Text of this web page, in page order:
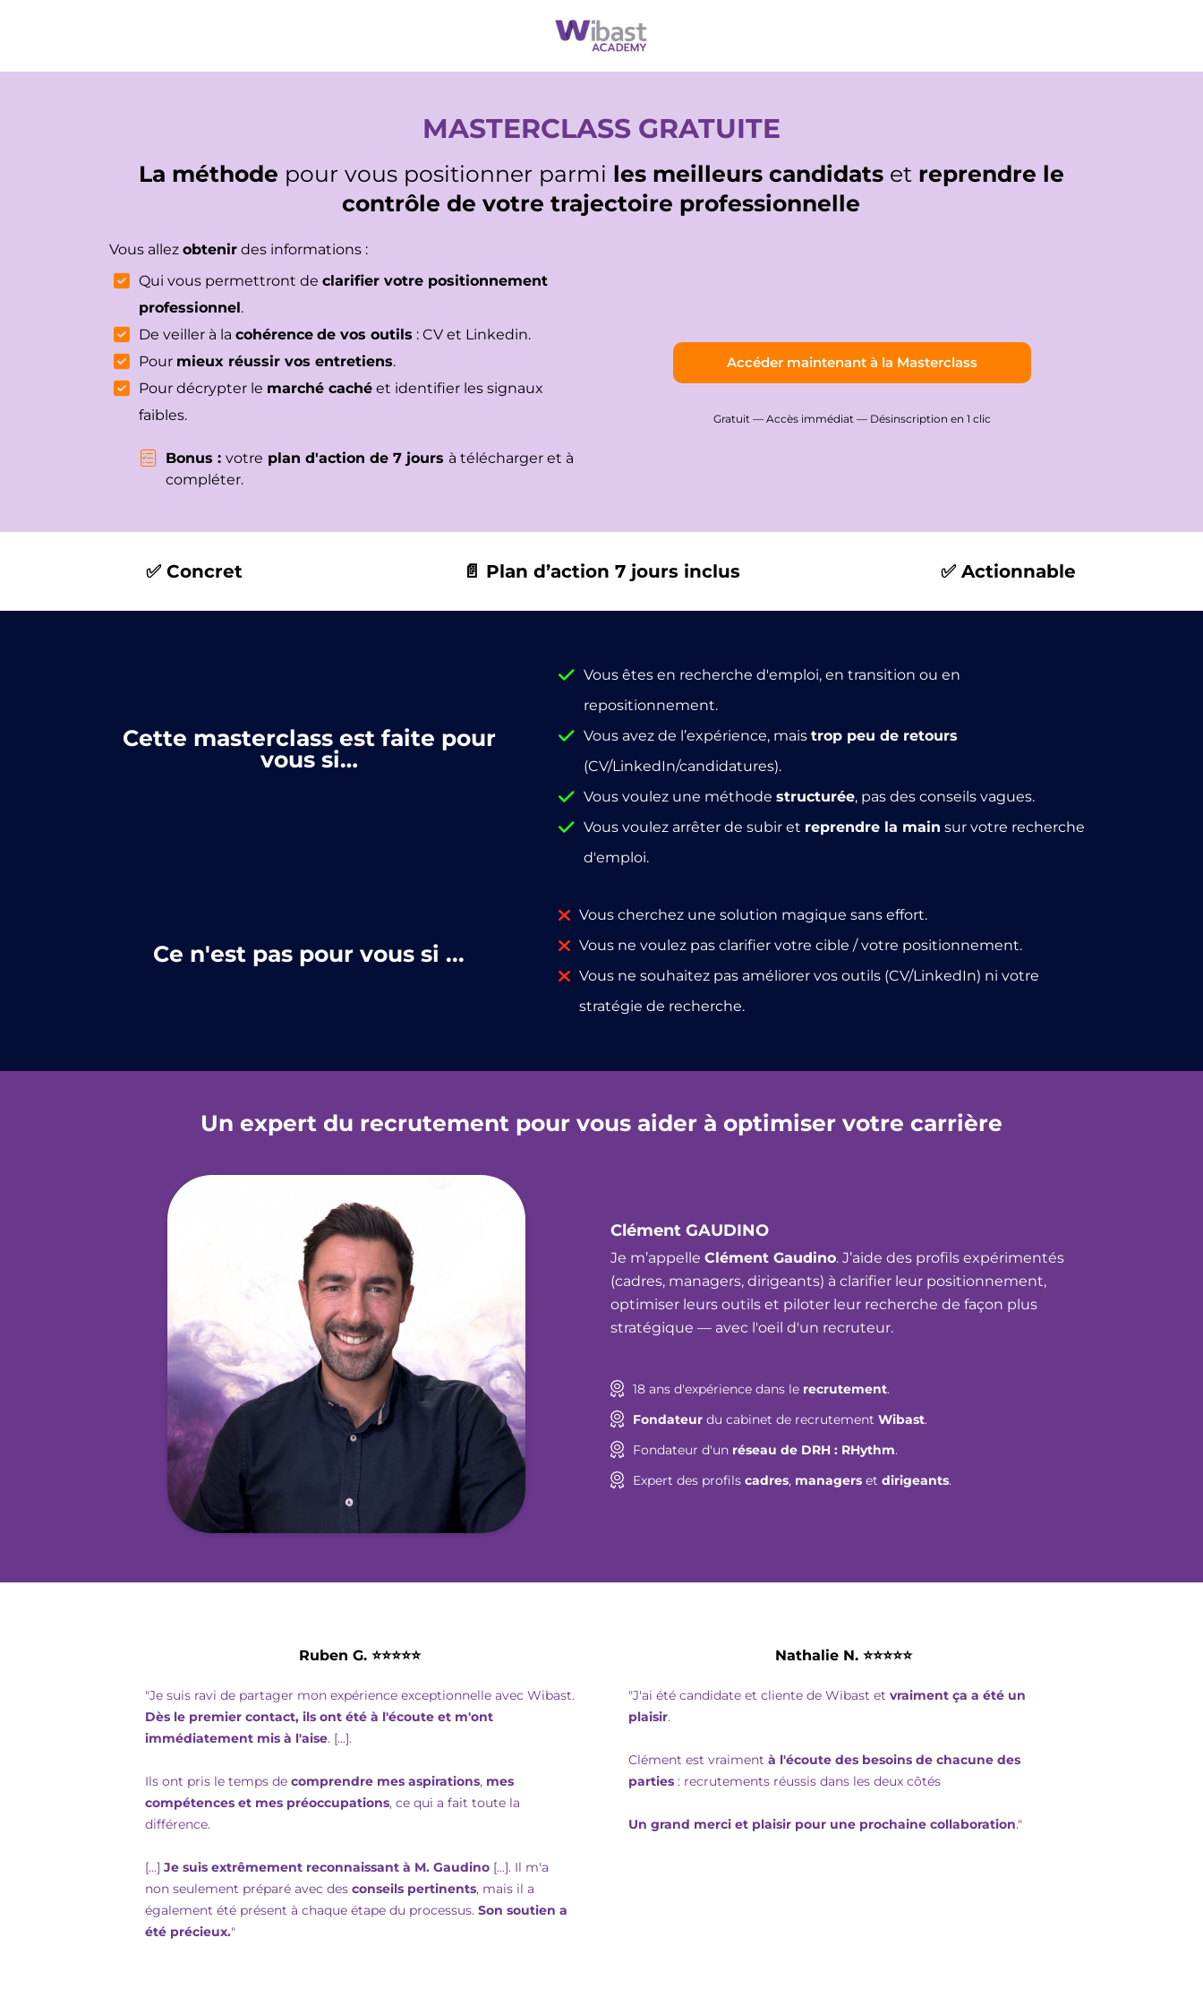
MASTERCLASS GRATUITE
La méthode pour vous positionner parmi les meilleurs candidats et reprendre le
contrôle de votre trajectoire professionnelle
Vous allez obtenir des informations :
Qui vous permettront de clarifier votre positionnement
professionnel.
De veiller à la cohérence de vos outils : CV et Linkedin.
Pour mieux réussir vos entretiens.
Pour décrypter le marché caché et identifier les signaux
faibles.
Bonus : votre plan d'action de 7 jours à télécharger et à
compléter.
Accéder maintenant à la Masterclass
Gratuit — Accès immédiat — Désinscription en 1 clic
✅ Concret 📄 Plan d’action 7 jours inclus ✅ Actionnable
Cette masterclass est faite pour
vous si…
Vous êtes en recherche d'emploi, en transition ou en
repositionnement.
Vous avez de l’expérience, mais trop peu de retours
(CV/LinkedIn/candidatures).
Vous voulez une méthode structurée, pas des conseils vagues.
Vous voulez arrêter de subir et reprendre la main sur votre recherche
d'emploi.
Ce n'est pas pour vous si ...
Vous cherchez une solution magique sans effort.
Vous ne voulez pas clarifier votre cible / votre positionnement.
Vous ne souhaitez pas améliorer vos outils (CV/LinkedIn) ni votre
stratégie de recherche.
Un expert du recrutement pour vous aider à optimiser votre carrière
Clément GAUDINO
Je m’appelle Clément Gaudino. J’aide des profils expérimentés
(cadres, managers, dirigeants) à clarifier leur positionnement,
optimiser leurs outils et piloter leur recherche de façon plus
stratégique — avec l'oeil d'un recruteur.
18 ans d'expérience dans le recrutement.
Fondateur du cabinet de recrutement Wibast.
Fondateur d'un réseau de DRH : RHythm.
Expert des profils cadres, managers et dirigeants.
Ruben G. ⭐⭐⭐⭐⭐
"Je suis ravi de partager mon expérience exceptionnelle avec Wibast.
Dès le premier contact, ils ont été à l'écoute et m'ont
immédiatement mis à l'aise. [...].
Ils ont pris le temps de comprendre mes aspirations, mes
compétences et mes préoccupations, ce qui a fait toute la
différence.
[...] Je suis extrêmement reconnaissant à M. Gaudino [...]. Il m'a
non seulement préparé avec des conseils pertinents, mais il a
également été présent à chaque étape du processus. Son soutien a
été précieux."
Nathalie N. ⭐⭐⭐⭐⭐
"J'ai été candidate et cliente de Wibast et vraiment ça a été un
plaisir.
Clément est vraiment à l'écoute des besoins de chacune des
parties : recrutements réussis dans les deux côtés
Un grand merci et plaisir pour une prochaine collaboration."